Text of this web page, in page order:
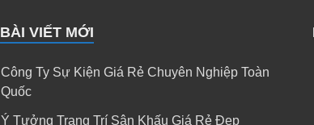
BÀI VIẾT MỚI
Công Ty Sự Kiện Giá Rẻ Chuyên Nghiệp Toàn
Quốc
Ý Tưởng Trang Trí Sân Khấu Giá Rẻ Đẹp